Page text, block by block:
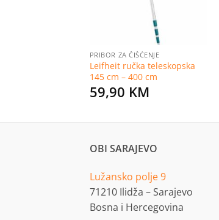
PRIBOR ZA ČIŠĆENJE
Leifheit ručka teleskopska
145 cm – 400 cm
59,90 KM
OBI SARAJEVO
Lužansko polje 9
71210 Ilidža – Sarajevo
Bosna i Hercegovina